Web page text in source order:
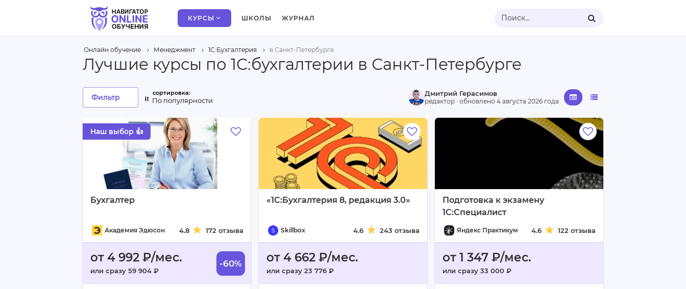
КУРСЫ ШКОЛЫ ЖУРНАЛ Поиск...
Онлайн обучение Менеджмент 1С:Бухгалтерия в Санкт-Петербурге
Лучшие курсы по 1С:бухгалтерии в Санкт-Петербурге
Бухгалтер
Академия Эдюсон 4.8 172 отзыва
от 4 992 ₽/мес.
или сразу 59 904 ₽
-60%
Наш выбор 👍
«1С:Бухгалтерия 8, редакция 3.0»
Skillbox 4.6 243 отзыва
от 4 662 ₽/мес.
или сразу 23 776 ₽
Подготовка к экзамену
1С:Специалист
Яндекс Практикум 4.6 122 отзыва
от 1 347 ₽/мес.
или сразу 33 000 ₽
Дмитрий Герасимов
редактор · обновлено 4 августа 2026 года
Фильтр По популярности